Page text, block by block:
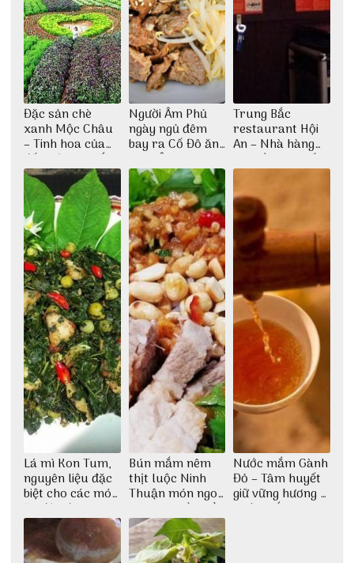
Đặc sản chè
xanh Mộc Châu
– Tinh hoa của
đất trời Tây Bắc
Người Âm Phủ
ngày ngủ đêm
bay ra Cố Đô ăn
Cơm Âm Phủ
Huế
Trung Bắc
restaurant Hội
An – Nhà hàng
cao lầu có thiết
kế vô cùng ấn
tượng giữa lòng
phố Hội
Lá mì Kon Tum,
nguyên liệu đặc
biệt cho các món
ăn độc đáo
Bún mắm nêm
thịt luộc Ninh
Thuận món ngon
dân dã miền biển
Nước mắm Gành
Đỏ – Tâm huyết
giữ vững hương vị
nước mắm sau